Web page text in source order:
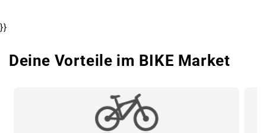
}}
Deine Vorteile im BIKE Market